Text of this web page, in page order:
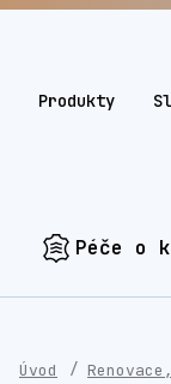
Produkty
Péče o
Úvod